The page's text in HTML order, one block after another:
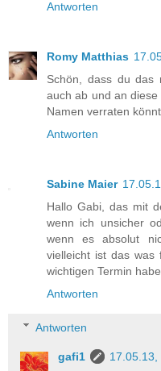
Antworten
Romy Matthias
Schön, dass du das
auch ab und an
Namen verraten
Antworten
Sabine Maier
Hallo Gabi, das mit
wenn ich unsicher
wenn es absolut
vielleicht ist das was
wichtigen Termin
Antworten
Antworten
gafi1
17.05.13,